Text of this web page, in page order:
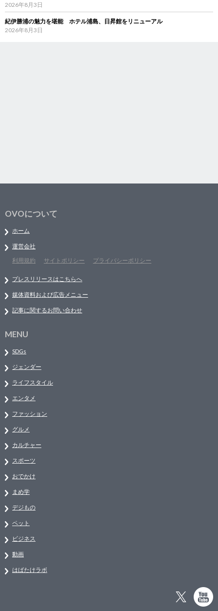
2026年8月3日
紀伊勝浦の魅力を堪能 ホテル浦島、日昇館をリニューアル
2026年8月3日
OVOについて
ホーム
運営会社
利用規約
サイトポリシー プライバシーポリシー
プレスリリースはこちらへ
媒体資料および広告メニュー
記事に関するお問い合わせ
MENU
SDGs
ジェンダー
ライフスタイル
エンタメ
ファッション
グルメ
カルチャー
スポーツ
おでかけ
まめ学
デジもの
ペット
ビジネス
動画
はばたけラボ